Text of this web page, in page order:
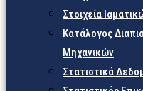
Στοιχεία
Κατάλογος
Μηχανικών
Στατιστικά